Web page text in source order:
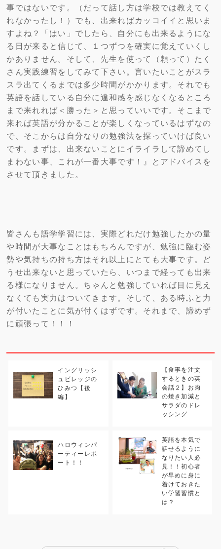
事ではないです。（だって話し方は学校では教えてく
れなかったし！）でも、出来ればカッコイイと思いま
すよね？「はい」でしたら、自分にも出来るようにな
る日が来ると信じて、１つずつを確実に覚えていくし
かありません。そして、先生を使って（頼って）たく
さん実践練習をしてみて下さい。言いたいことがスラ
スラ出てくるまでは多少時間がかかります。それでも
英語を話している自分に違和感を感じなくなるところ
まで来れれば＜勝った＞と思っていいです。そこまで
来れば英語が分かることが楽しくなっているはずなの
で、そこからは自分なりの勉強法を探っていけば良い
です。まずは、出来ないことにイライラして諦めてし
まわない事、これが一番大事です！』とアドバイスを
させて頂きました。
皆さんも語学学習には、実際どれだけ勉強したかの量
や時間が大事なことはもちろんですが、勉強に臨む姿
勢や気持ちの持ち方はそれ以上にとても大事です。ど
うせ出来ないと思っていたら、いつまで経っても出来
る様になりません。ちゃんと勉強していれば目に見え
なくても実力はついてきます。そして、ある時ふと力
が付いたことに気が付くはずです。それまで、諦めず
に頑張って！！！
イングリッシ
ュビレッジの
ひみつ【後
編】
【食事を注文
するときの英
会話２】お肉
の焼き加減と
サラダのドレ
ッシング
ハロウィンパ
ーティーレポ
ート！！
英語を本気で
話せるように
なりたい人必
見！！初心者
が早めに身に
着けておきた
い学習習慣と
は？